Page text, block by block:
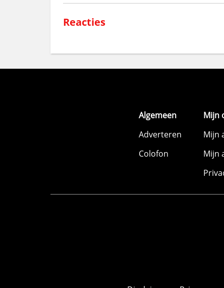
Reacties
Algemeen
Adverteren
Colofon
Mijn
Mijn
Mijn